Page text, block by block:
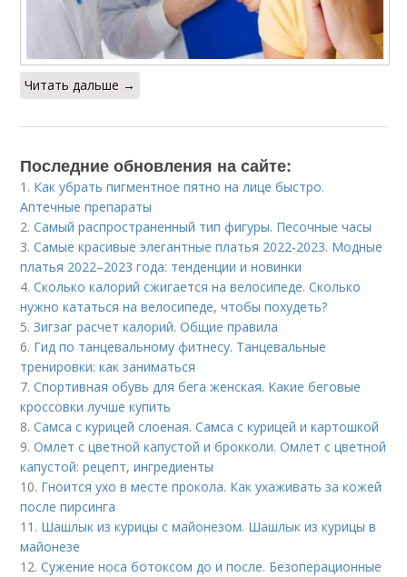
Читать дальше →
Последние обновления на сайте:
1. Как убрать пигментное пятно на лице быстро.
Аптечные препараты
2.Самый распространенный тип фигуры. Песочные часы
3.Самые красивые элегантные платья 2022-2023. Модные
платья 2022–2023 года: тенденции и новинки
4.Сколько калорий сжигается на велосипеде. Сколько
нужно кататься на велосипеде, чтобы похудеть?
5.Зигзаг расчет калорий. Общие правила
6. Гид по танцевальному фитнесу. Танцевальные
тренировки: как заниматься
7.Спортивная обувь для бега женская. Какие беговые
кроссовки лучше купить
8.Самса с курицей слоеная. Самса с курицей и картошкой
9.Омлет с цветной капустой и брокколи. Омлет с цветной
капустой: рецепт, ингредиенты
10. Гноится ухо в месте прокола. Как ухаживать за кожей
после пирсинга
11. Шашлык из курицы с майонезом. Шашлык из курицы в
майонезе
12.Сужение носа ботоксом до и после. Безоперационные